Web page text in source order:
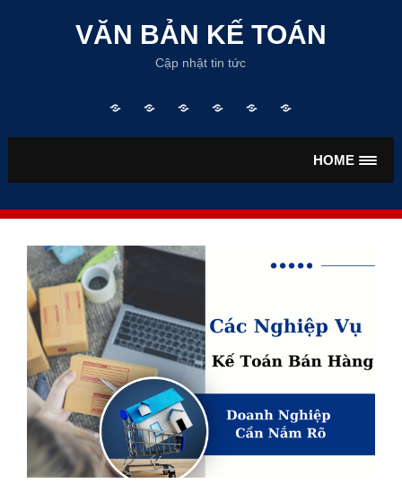
content
VĂN BẢN KẾ TOÁN
Cập nhật tin tức
chủ
VẤN
BẢN
BẢN
LƯƠNGHIỂM
HOME